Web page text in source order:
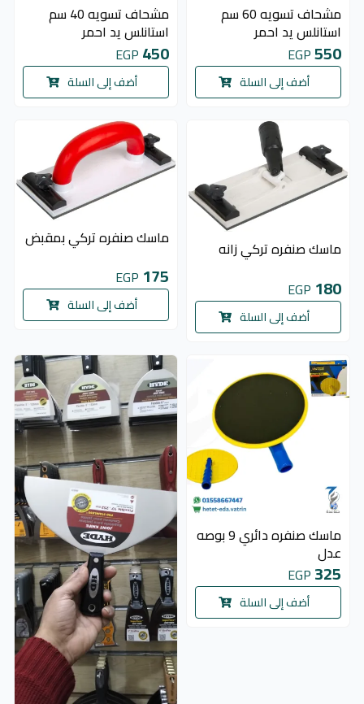
مشحاف تسويه 60 سم
استانلس يد احمر
550
EGP
أضف إلى السلة
مشحاف تسويه 40 سم
استانلس يد احمر
450
EGP
أضف إلى السلة
ماسك صنفره تركي زانه
180
EGP
أضف إلى السلة
ماسك صنفره تركي بمقبض
175
EGP
أضف إلى السلة
ماسك صنفره دائري 9 بوصه
عدل
325
EGP
أضف إلى السلة